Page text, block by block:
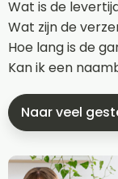
Wat is de
Wat zijn de
Hoe lang is de
Kan ik een
Naar veel